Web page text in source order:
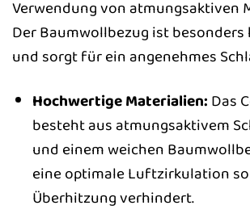
Verwendung von atmungsaktiven
Der Baumwollbezug ist
und sorgt für ein angenehmes
Hochwertige Materialien: Das
besteht aus atmungsaktivem
und einem weichen
eine optimale Luftzirkulation
Überhitzung verhindert.